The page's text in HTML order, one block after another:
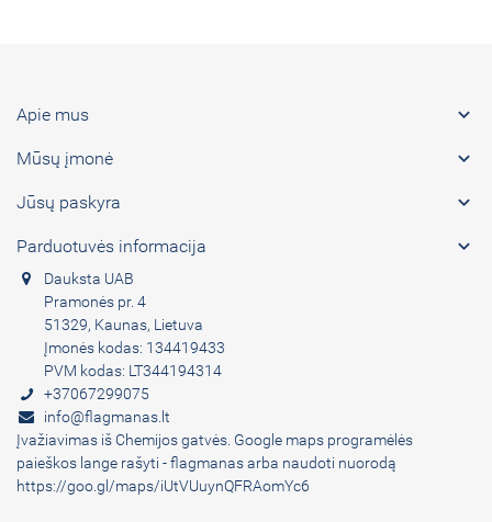
Apie mus 
Mūsų įmonė 
Jūsų paskyra 
Parduotuvės informacija 
Dauksta UAB
Pramonės pr. 4
51329, Kaunas, Lietuva
Įmonės kodas: 134419433
PVM kodas: LT344194314
+37067299075
info@flagmanas.lt
Įvažiavimas iš Chemijos gatvės. Google maps programėlės
paieškos lange rašyti - flagmanas arba naudoti nuorodą
https://goo.gl/maps/iUtVUuynQFRAomYc6